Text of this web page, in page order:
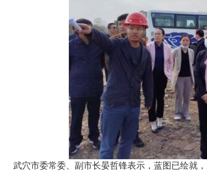
武穴市委常委、副市长晏哲锋表示，蓝图已绘就，